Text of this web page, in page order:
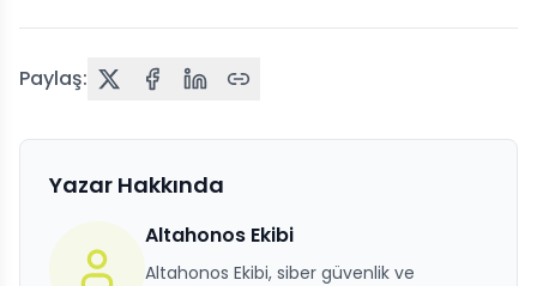
Paylaş:
Yazar Hakkında
Altahonos Ekibi
Altahonos Ekibi, siber güvenlik ve